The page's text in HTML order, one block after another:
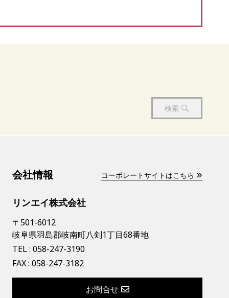
検索
会社情報 コーポレートサイトはこちら
リンエイ株式会社
〒501-6012
岐阜県羽島郡岐南町八剣1丁目68番地
TEL : 058-247-3190
FAX : 058-247-3182
お問合せ